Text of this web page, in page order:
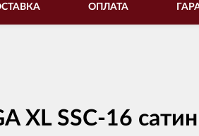
ОПЛАТА
XL SSC-16